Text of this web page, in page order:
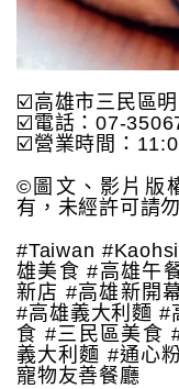
☑️高雄市三民區
☑️電話：07-
☑️營業時間：
©️圖文、影片版
有，未經許可請
#Taiwan
雄美食 #高雄午
新店 #高雄新開
#高雄義大利麵 #
食 #三民區美食
義大利麵 #通心
寵物友善餐廳